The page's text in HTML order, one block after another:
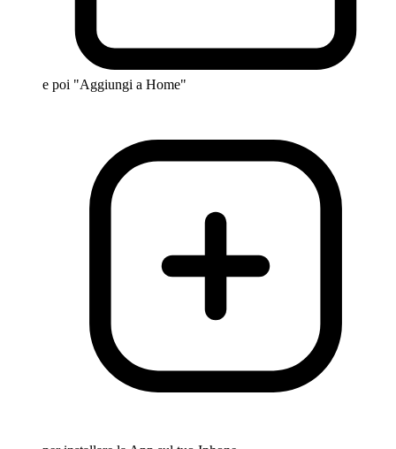
e poi "Aggiungi a Home"